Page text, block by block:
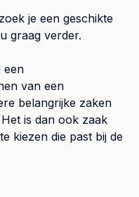
je een geschikte
graag verder.
een
van een
belangrijke zaken
is dan ook zaak
kiezen die past bij de